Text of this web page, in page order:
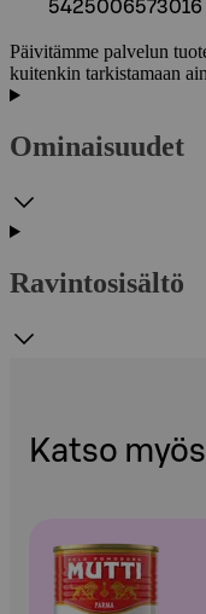
5425006573016
Päivitämme palvelun
kuitenkin tarkistamaan
Ominaisuudet
Ravintosisältö
Katso myös